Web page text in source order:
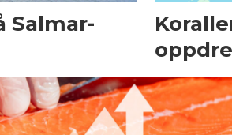
Salmar-